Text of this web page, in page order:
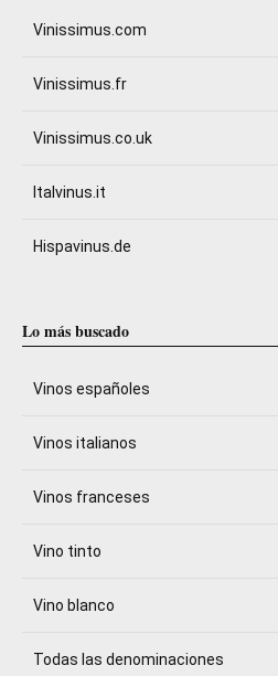
Vinissimus.com
Vinissimus.fr
Vinissimus.co.uk
Italvinus.it
Hispavinus.de
Lo más buscado
Vinos españoles
Vinos italianos
Vinos franceses
Vino tinto
Vino blanco
Todas las denominaciones